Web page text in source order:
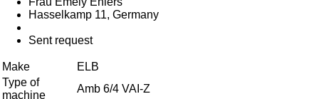
Hasselkamp 11, Germany
Sent request
Make
ELB
Type of
machine
Amb 6/4 VAI-Z